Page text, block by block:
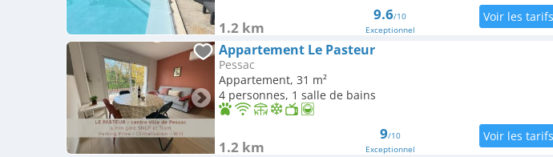
1.2 km
9.6/10
Exceptionnel
Appartement Le Pasteur
Pessac
Appartement, 31 m²
4 personnes, 1 salle de bains
1.2 km
9/10
Exceptionnel